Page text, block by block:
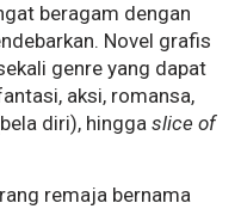
beragam dengan
Novel grafis
genre yang dapat
aksi, romansa,
diri), hingga slice of
remaja bernama